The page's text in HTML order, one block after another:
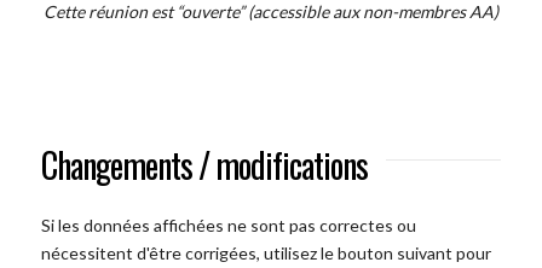
Cette réunion est “ouverte” (accessible aux non-membres AA)
Changements / modifications
Si les données affichées ne sont pas correctes ou
nécessitent d'être corrigées, utilisez le bouton suivant pour